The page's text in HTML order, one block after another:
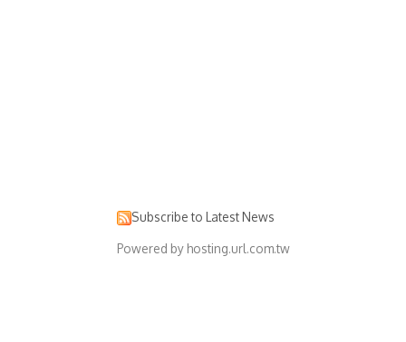
Subscribe to Latest News
Powered by hosting.url.com.tw